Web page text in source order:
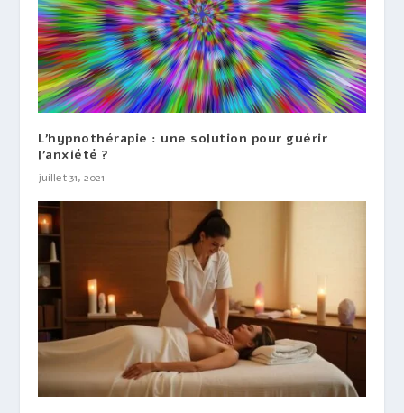
L’hypnothérapie : une solution pour guérir
l’anxiété ?
juillet 31, 2021